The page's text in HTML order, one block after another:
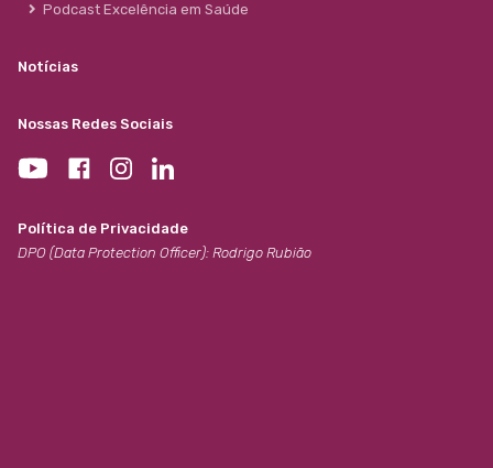
Podcast Excelência em Saúde
Notícias
Nossas Redes Sociais
Política de Privacidade
DPO (Data Protection Officer): Rodrigo Rubião